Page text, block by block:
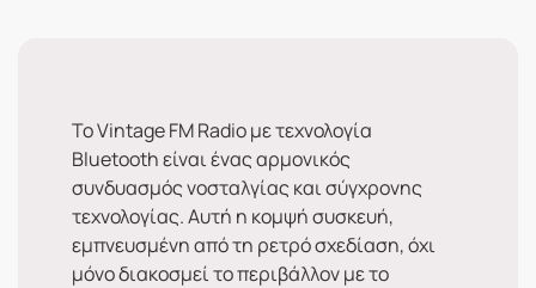
Το Vintage FM Radio με τεχνολογία
Bluetooth είναι ένας αρμονικός
συνδυασμός νοσταλγίας και σύγχρονης
τεχνολογίας. Αυτή η κομψή συσκευή,
εμπνευσμένη από τη ρετρό σχεδίαση, όχι
μόνο διακοσμεί το περιβάλλον με το